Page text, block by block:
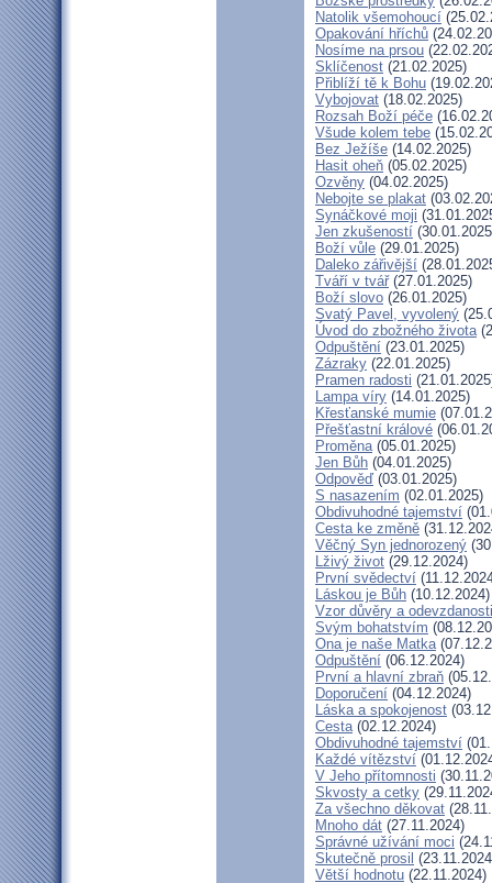
Natolik všemohoucí
Opakování hříchů
Nosíme na prsou
Sklíčenost (21.02.2025)
Přiblíží tě k Bohu
Vybojovat (18.02.2025)
Rozsah Boží péče
Všude kolem tebe
Bez Ježíše (14.02.2025)
Hasit oheň (05.02.2025)
Ozvěny (04.02.2025)
Nebojte se plakat
Synáčkové moji
Jen zkušeností
Boží vůle (29.01.2025)
Daleko zářivější
Tváří v tvář(27.01.2025)
Boží slovo (26.01.2025)
Svatý Pavel, vyvolený
Úvod do zbožného života
Odpuštění (23.01.2025)
Zázraky (22.01.2025)
Pramen radosti
Lampa víry (14.01.2025)
Křesťanské mumie
Přešťastní králové
Proměna(05.01.2025)
Jen Bůh (04.01.2025)
Odpověď (03.01.2025)
S nasazením (02.01.2025)
Obdivuhodné tajemství
Cesta ke změně
Věčný Syn jednorozený
Lživý život (29.12.2024)
První svědectví
Láskou je Bůh (10.12.2024)
Vzor důvěry a odevzdanosti
Svým bohatstvím
Ona je naše Matka
Odpuštění (06.12.2024)
První a hlavní zbraň
Doporučení (04.12.2024)
Láska a spokojenost
Cesta(02.12.2024)
Obdivuhodné tajemství
Každé vítězství
V Jeho přítomnosti
Skvosty a cetky
Za všechno děkovat
Mnoho dát (27.11.2024)
Správné užívání moci
Skutečně prosil
Větší hodnotu (22.11.2024)